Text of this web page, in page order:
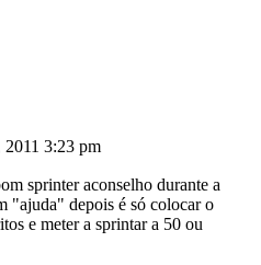
2011 3:23 pm
sprinter aconselho durante a
"ajuda" depois é só colocar o
e meter a sprintar a 50 ou